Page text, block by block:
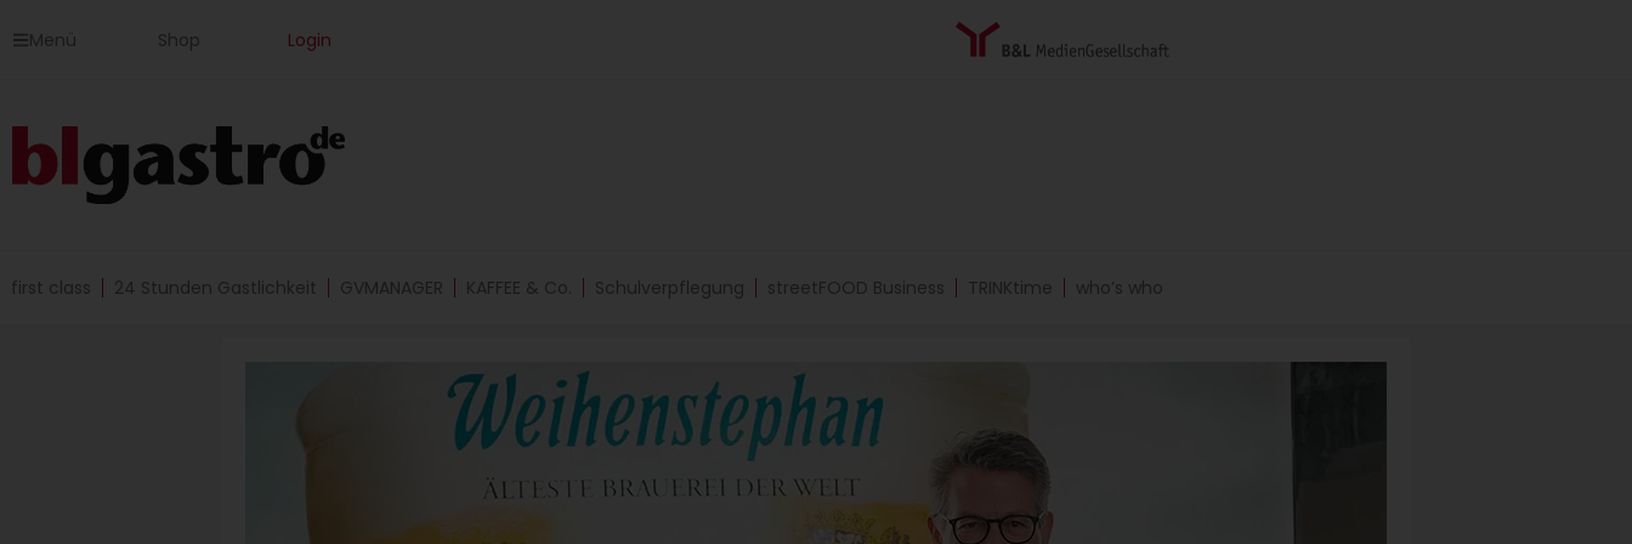
InhaltMenü Shop Login
first class 24 Stunden Gastlichkeit GVMANAGER KAFFEE & Co. Schulverpflegung streetFOOD Business TRINKtime who’s who